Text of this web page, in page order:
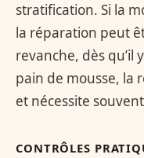
stratification. Si la
la réparation peut
revanche, dès qu’il
pain de mousse, la
et nécessite
CONTRÔLES